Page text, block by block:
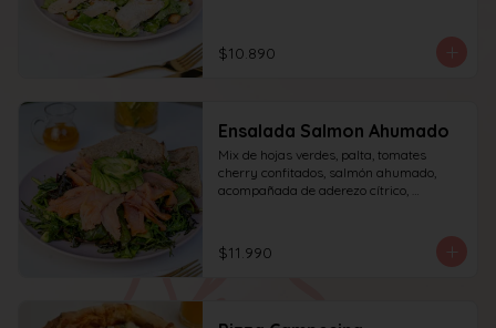
$10.890
Ensalada Salmon Ahumado
Mix de hojas verdes, palta, tomates
cherry confitados, salmón ahumado,
acompañada de aderezo cítrico,
$11.990